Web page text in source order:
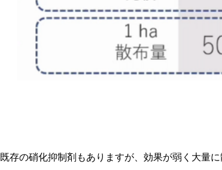
既存の硝化抑制剤もありますが、効果が弱く大量